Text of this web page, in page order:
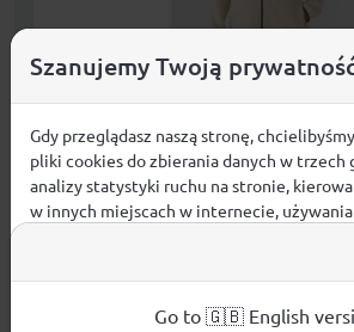
Polar sherpa ze stójką damski 4F
4FRAW24TFLEF362-12S
Kobiety
Szanujemy Twoją
Gdy przeglądasz naszą stronę,
pliki cookies do zbierania danych w trzech
analizy statystyki ruchu na stronie,
w innych miejscach w internecie,
używanych plików cookies.
Aby dowiedzieć się więcej o plikach cookie
Go to 🇬🇧 English